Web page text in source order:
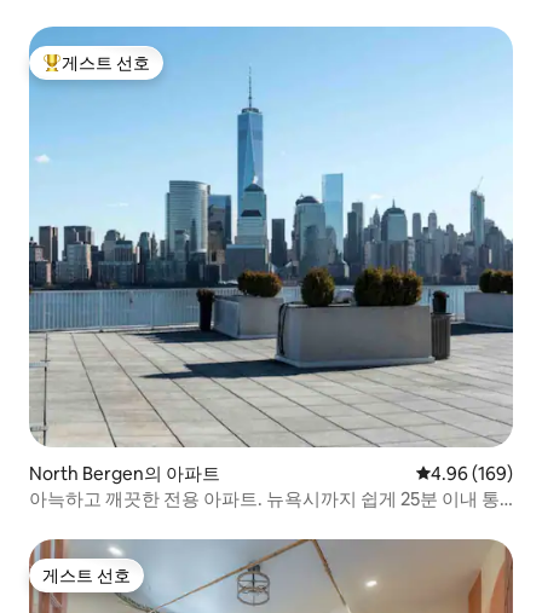
상위 게스트 선호
게스트 선호
North Bergen의 아파트 평점 4.96점(5
4.96 (169)
아늑하고 깨끗한 전용 아파트. 뉴욕시까지 쉽게 25분 이내 통
게스트 선호
게스트 선호